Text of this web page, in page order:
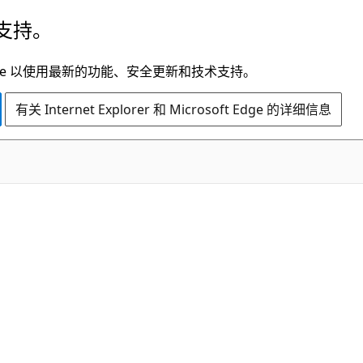
。
使用最新的功能、安全更新和技术支持。
有关 Internet Explorer 和 Microsoft Edge 的详细信息